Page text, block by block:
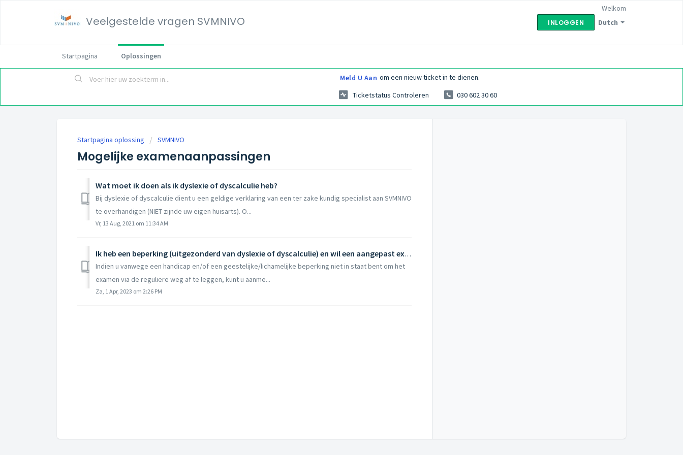
Veelgestelde vragen SVMNIVO Dutch
Welkom
INLOGGEN
Startpagina Oplossingen
Meld U Aan om een nieuw ticket in te dienen.
Ticketstatus Controleren
030 602 30 60
Startpagina oplossing SVMNIVO
Mogelijke examenaanpassingen
Wat moet ik doen als ik dyslexie of dyscalculie heb?
Bij dyslexie of dyscalculie dient u een geldige verklaring van een ter zake kundig specialist aan SVMNIVO
te overhandigen (NIET zijnde uw eigen huisarts). O...
Vr, 13 Aug, 2021 om 11:34 AM
Ik heb een beperking (uitgezonderd van dyslexie of dyscalculie) en wil een aangepast examen. Hoe kan ik hiervoor in aanmerking komen?
Indien u vanwege een handicap en/of een geestelijke/lichamelijke beperking niet in staat bent om het
examen via de reguliere weg af te leggen, kunt u aanme...
Za, 1 Apr, 2023 om 2:26 PM